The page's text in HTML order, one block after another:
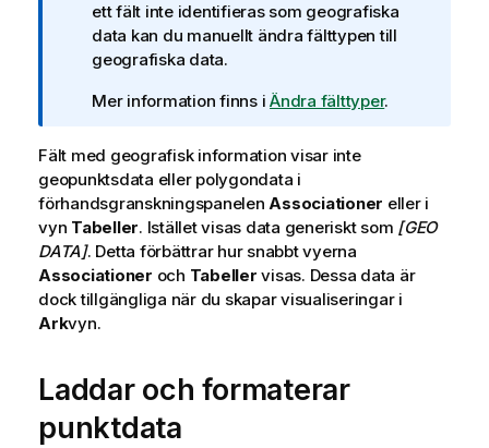
k
n
i
g
m
i
n
f
o
r
m
a
o
n
ett fält inte identifieras som geografiska
data kan du manuellt ändra fälttypen till
geografiska data.
Mer information finns i Ändra fälttyper.
Fält med geografisk information visar inte
geopunktsdata eller polygondata i
förhandsgranskningspanelenAssociationer eller i
vyn Tabeller. Istället visas data generiskt som [GEO
DATA]. Detta förbättrar hur snabbt vyerna
Associationer och Tabeller visas. Dessa data är
dock tillgängliga när du skapar visualiseringar i
Arkvyn.
Laddar och formaterar
punktdata